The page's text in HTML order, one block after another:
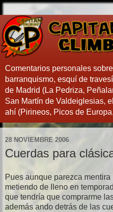
Comentarios personales
barranquismo, esquí de
de Madrid (La Pedriza,
San Martín de Valdeiglesias,
ahí (Pirineos, Picos de
28 NOVIEMBRE 2006
Cuerdas para
Pues aunque parezca
metiendo de lleno en
que tendría que comprarme
además ando detrás de las